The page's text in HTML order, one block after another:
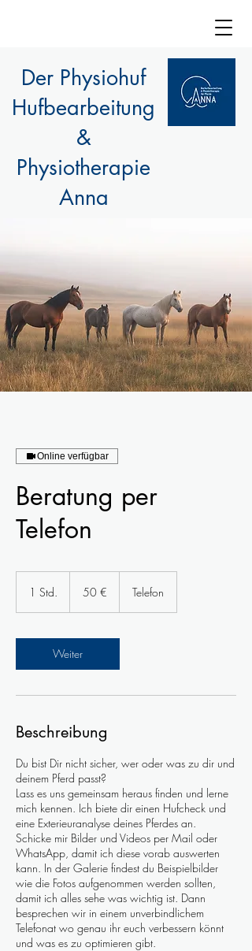
Der Physiohuf
Hufbearbeitung
&
Physiotherapie
Anna
Online verfügbar
Beratung per
Telefon
1 Std.
d
50 € Telefon
Weiter
Beschreibung
Du bist Dir nicht sicher, wer oder was zu dir und
deinem Pferd passt?
Lass es uns gemeinsam heraus finden und lerne
mich kennen. Ich biete dir einen Hufcheck und
eine Exterieuranalyse deines Pferdes an.
Schicke mir Bilder und Videos per Mail oder
WhatsApp, damit ich diese vorab auswerten
kann. In der Galerie findest du Beispielbilder
wie die Fotos aufgenommen werden sollten,
damit ich alles sehe was wichtig ist. Dann
besprechen wir in einem unverbindlichem
Telefonat wo genau ihr euch verbessern könnt
und was es zu optimieren gibt.